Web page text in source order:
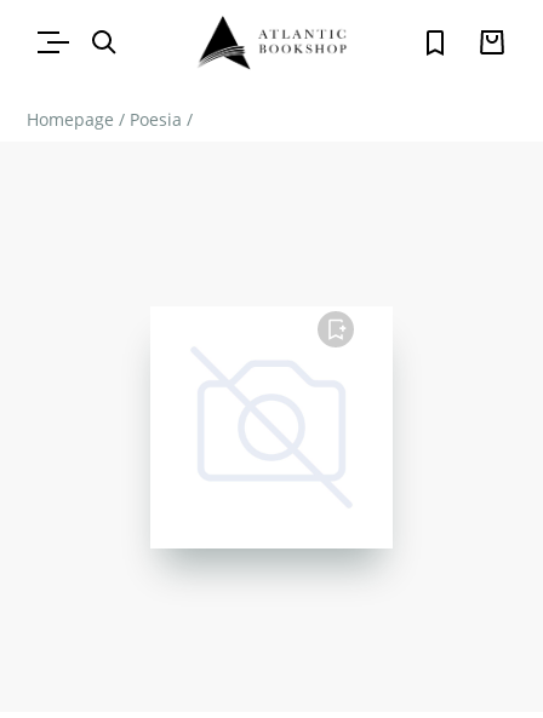
Homepage / Poesia /
FAVORITO